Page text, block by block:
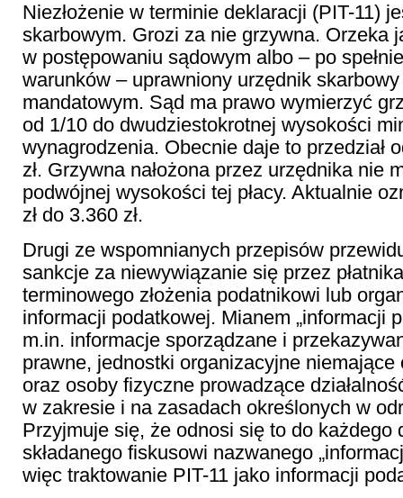
Niezłożenie w terminie deklaracji (PIT-11)
skarbowym. Grozi za nie grzywna. Orzeka
w postępowaniu sądowym albo – po
warunków – uprawniony urzędnik
mandatowym. Sąd ma prawo wymierzyć
od 1/10 do dwudziestokrotnej wysokości
wynagrodzenia. Obecnie daje to przedział
zł. Grzywna nałożona przez urzędnika nie
podwójnej wysokości tej płacy. Aktualnie
zł do 3.360 zł.
Drugi ze wspomnianych przepisów
sankcje za niewywiązanie się przez
terminowego złożenia podatnikowi lub
informacji podatkowej. Mianem „informacji
m.in. informacje sporządzane i
prawne, jednostki organizacyjne
oraz osoby fizyczne prowadzące
w zakresie i na zasadach określonych w
Przyjmuje się, że odnosi się to do każdego
składanego fiskusowi nazwanego
więc traktowanie PIT-11 jako informacji